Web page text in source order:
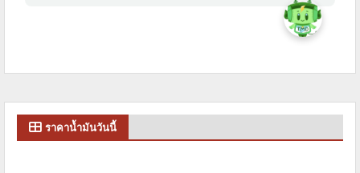
ราคาน้ำมันวันนี้